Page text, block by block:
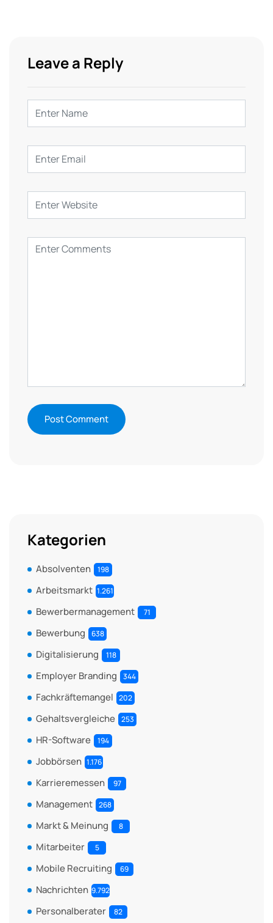
Leave a Reply
Kategorien
Absolventen 198
Arbeitsmarkt 1.261
Bewerbermanagement 71
Bewerbung 638
Digitalisierung 118
Employer Branding 344
Fachkräftemangel 202
Gehaltsvergleiche 253
HR-Software 194
Jobbörsen 1.176
Karrieremessen 97
Management 268
Markt & Meinung 8
Mitarbeiter 5
Mobile Recruiting 69
Nachrichten 9.792
Personalberater 82